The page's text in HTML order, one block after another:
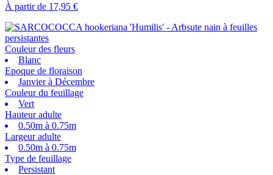
À partir de 17,95 €
Couleur des fleurs
Blanc
Epoque de floraison
Janvier à Décembre
Couleur du feuillage
Vert
Hauteur adulte
0.50m à 0.75m
Largeur adulte
0.50m à 0.75m
Type de feuillage
Persistant